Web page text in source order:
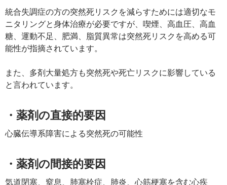
統合失調症の方の突然死リスクを減らすためには適切なモ
ニタリングと身体治療が必要ですが、喫煙、高血圧、高血
糖、運動不足、肥満、脂質異常は突然死リスクを高める可
能性が指摘されています。
また、多剤大量処方も突然死や死亡リスクに影響している
と言われています。
・薬剤の直接的要因
心臓伝導系障害による突然死の可能性
・薬剤の間接的要因
気道閉塞、窒息、肺塞栓症、肺炎、心筋梗塞を含む心疾